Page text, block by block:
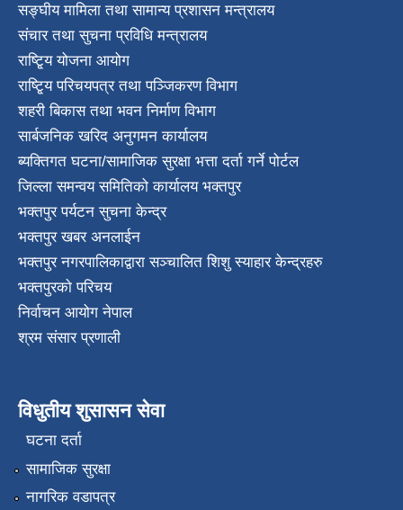
सङ्घीय मामिला तथा सामान्य प्रशासन मन्त्रालय
संचार तथा सुचना प्रविधि मन्त्रालय
राष्टि्ृय योजना आयोग
राष्टि्ृय परिचयपत्र तथा पञ्जिकरण विभाग
शहरी बिकास तथा भवन निर्माण विभाग
सार्बजनिक खरिद अनुगमन कार्यालय
ब्यक्तिगत घटना/सामाजिक सुरक्षा भत्ता दर्ता गर्ने पोर्टल
जिल्ला समन्वय समितिको कार्यालय भक्तपुर
भक्तपुर पर्यटन सुचना केन्द्र
भक्तपुर खबर अनलाईन
भक्तपुर नगरपालिकाद्वारा सञ्चालित शिशु स्याहार केन्द्रहरु
भक्तपुरकाे परिचय
निर्वाचन आयोग नेपाल
श्रम संसार प्रणाली
विधुतीय शुसासन सेवा
घटना दर्ता
सामाजिक सुरक्षा
नागरिक वडापत्र